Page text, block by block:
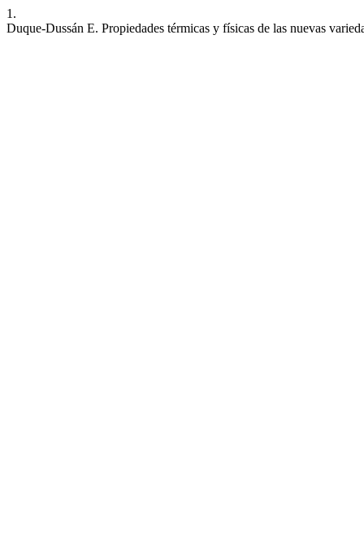
1.
Duque-Dussán E. Propiedades térmicas y físicas de las nuevas